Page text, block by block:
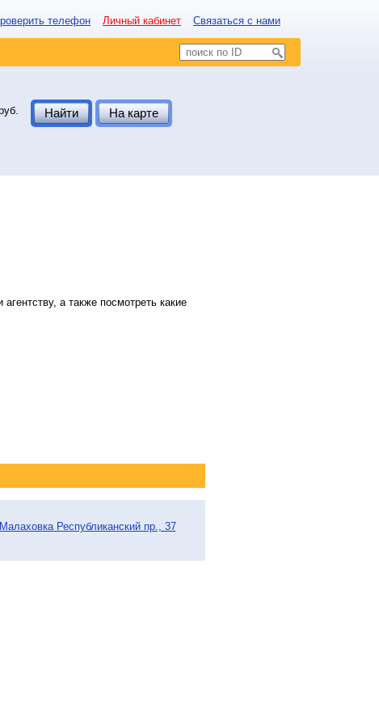
телефон Личный кабинет Связаться с нами
Найти На карте
а также посмотреть какие
Республиканский пр., 37